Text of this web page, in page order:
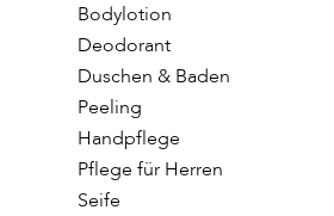
Bodylotion
Deodorant
Duschen & Baden
Peeling
Handpflege
Pflege für Herren
Seife